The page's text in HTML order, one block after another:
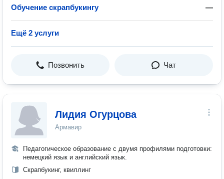
Обучение скрапбукингу —
Ещё 2 услуги
Позвонить Чат
Лидия Огурцова
Армавир
Педагогическое образование с двумя профилями подготовки:
немецкий язык и английский язык.
Скрапбукинг, квиллинг